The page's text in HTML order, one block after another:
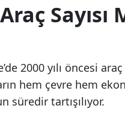
2000 yılı öncesi
hem çevre hem
süredir tartışılıyor.